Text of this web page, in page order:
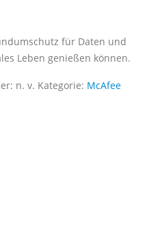
für Daten und
Leben genießen können.
n. v. Kategorie: McAfee